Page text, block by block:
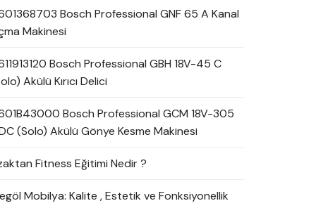
Bosch Professional GNF 65 A Kanal
Makinesi
Bosch Professional GBH 18V-45 C
Akülü Kırıcı Delici
Bosch Professional GCM 18V-305
(Solo) Akülü Gönye Kesme Makinesi
Fitness Eğitimi Nedir ?
Mobilya: Kalite , Estetik ve Fonksiyonellik